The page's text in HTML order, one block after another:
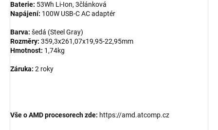
Baterie: 53Wh Li-Ion, 3článková
Napájení: 100W USB-C AC adaptér
Barva: šedá (Steel Gray)
Rozměry: 359,3x261,07x19,95-22,95mm
Hmotnost: 1,74kg
Záruka: 2 roky
Vše o AMD procesorech zde: https://amd.atcomp.cz